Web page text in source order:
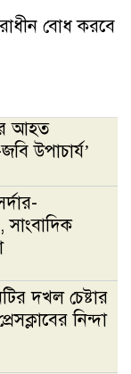
বোধ করবে
আহত
উপাচার্য’
সাংবাদিক
দখল চেষ্টার
নিন্দা